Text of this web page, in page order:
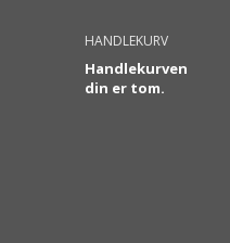
HANDLEKURV
Handlekurven
din er tom.